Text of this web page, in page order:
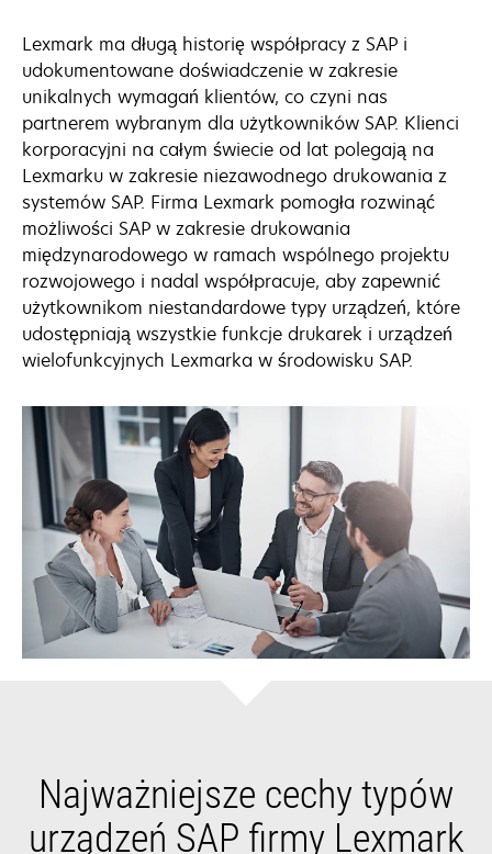
Lexmark ma długą historię współpracy z SAP i
udokumentowane doświadczenie w zakresie
unikalnych wymagań klientów, co czyni nas
partnerem wybranym dla użytkowników SAP. Klienci
korporacyjni na całym świecie od lat polegają na
Lexmarku w zakresie niezawodnego drukowania z
systemów SAP. Firma Lexmark pomogła rozwinąć
możliwości SAP w zakresie drukowania
międzynarodowego w ramach wspólnego projektu
rozwojowego i nadal współpracuje, aby zapewnić
użytkownikom niestandardowe typy urządzeń, które
udostępniają wszystkie funkcje drukarek i urządzeń
wielofunkcyjnych Lexmarka w środowisku SAP.
Najważniejsze cechy typów
urządzeń SAP firmy Lexmark